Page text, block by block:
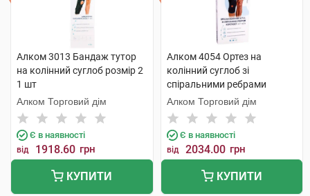
Алком 3013 Бандаж тутор
на колінний суглоб розмір 2
1 шт
Алком Торговий дім
Є в наявності
від 1918.60 грн
КУПИТИ
Алком 4054 Ортез на
колінний суглоб зі
спіральними ребрами
жорсткості 1 шт
Алком Торговий дім
Є в наявності
від 2034.00 грн
КУПИТИ